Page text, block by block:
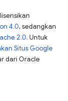
4.0, sedangkan
2.0. Untuk
Situs Google
dari Oracle